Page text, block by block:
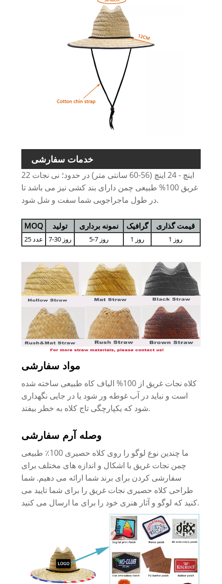
خدمات سفارشی
22 اینچ - 24 اینچ (56-60 سانتی متر) در حدود؛ نی نجات
غریق 100% طبیعی چمن دارای بند کشی نیز می باشد تا
در طول ماجراجویی شما سفت و شل شود.
MOQ تولید نمونه برداری گرافیک قیمت گذاری
25 عدد 7-30 روز 5-7 روز 1 روز 1 روز
مواد سفارشی
کلاه نجات غریق از 100% الیاف کاه طبیعی ساخته شده
است و نباید در آب غوطه ور شود یا در جایی نگهداری
شود که یکپارچگی تاج کلاه به خطر بیفتد.
وصله آرم سفارشی
ما چندین نوع لوگو را روی کلاه حصیری 100٪ طبیعی
چمن نجات غریق با اشکال و اندازه های مختلف برای
سفارشی کردن برای برند شما ارائه می دهیم. شما
طراحی کلاه حصیری نجات غریق را برای شما تایید می
کنید که لوگو و آثار هنری خود را برای ما ارسال می کنید.